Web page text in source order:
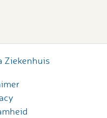
Ziekenhuis